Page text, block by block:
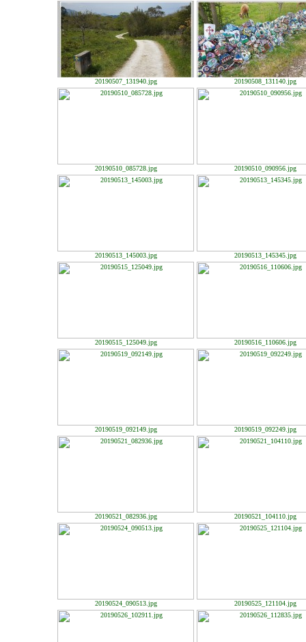
20190507_131940.jpg 20190508_131140.jpg
20190510_085728.jpg 20190510_090956.jpg
20190513_145003.jpg 20190513_145345.jpg
20190515_125049.jpg 20190516_110606.jpg
20190519_092149.jpg 20190519_092249.jpg
20190521_082936.jpg 20190521_104110.jpg
20190524_090513.jpg 20190525_121104.jpg